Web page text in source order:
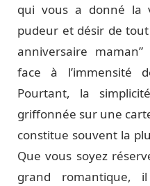
qui vous a donné la
pudeur et désir de
anniversaire
face à l’immensité
Pourtant, la
griffonnée sur une
constitue souvent la
Que vous soyez
grand romantique,